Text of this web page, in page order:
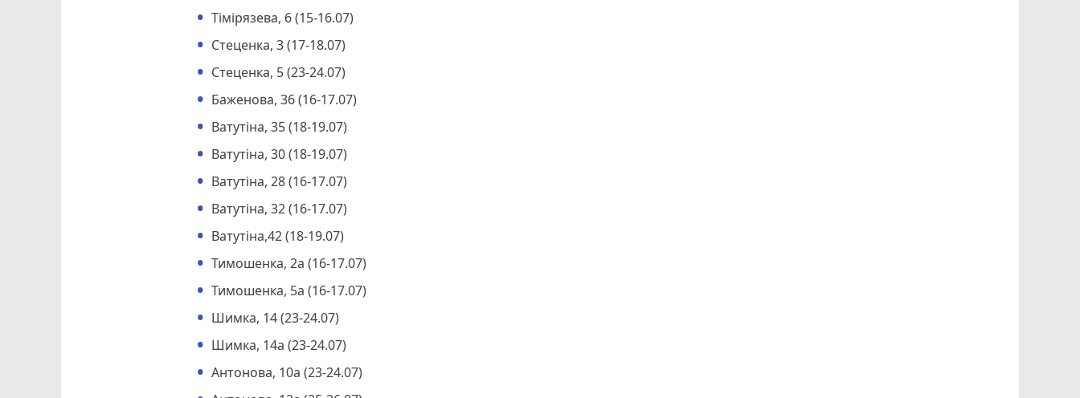
Тімірязева, 6 (15-16.07)
Стеценка, 3 (17-18.07)
Стеценка, 5 (23-24.07)
Баженова, 36 (16-17.07)
Ватутіна, 35 (18-19.07)
Ватутіна, 30 (18-19.07)
Ватутіна, 28 (16-17.07)
Ватутіна, 32 (16-17.07)
Ватутіна,42 (18-19.07)
Тимошенка, 2а (16-17.07)
Тимошенка, 5а (16-17.07)
Шимка, 14 (23-24.07)
Шимка, 14а (23-24.07)
Антонова, 10а (23-24.07)